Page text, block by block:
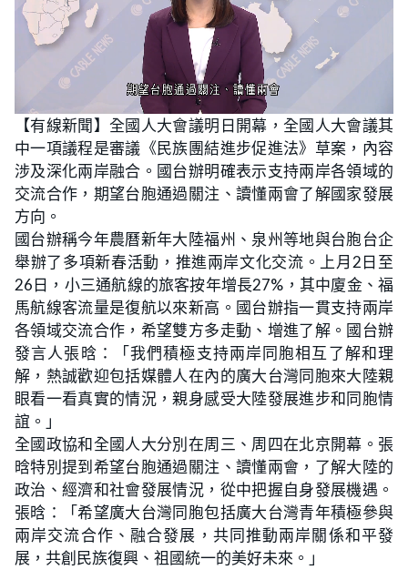
n
m
t
e
o
a
d
e
d
:
2
3
.
%
【有線新聞】全國人大會議明日開幕，全國人大會議其
中一項議程是審議《民族團結進步促進法》草案，內容
涉及深化兩岸融合。國台辦明確表示支持兩岸各領域的
交流合作，期望台胞通過關注、讀懂兩會了解國家發展
方向。
國台辦稱今年農曆新年大陸福州、泉州等地與台胞台企
舉辦了多項新春活動，推進兩岸文化交流。上月2日至
26日，小三通航線的旅客按年增長27%，其中廈金、福
馬航線客流量是復航以來新高。國台辦指一貫支持兩岸
各領域交流合作，希望雙方多走動、增進了解。國台辦
發言人張晗：「我們積極支持兩岸同胞相互了解和理
解，熱誠歡迎包括媒體人在內的廣大台灣同胞來大陸親
眼看一看真實的情況，親身感受大陸發展進步和同胞情
誼。」
全國政協和全國人大分別在周三、周四在北京開幕。張
晗特別提到希望台胞通過關注、讀懂兩會，了解大陸的
政治、經濟和社會發展情況，從中把握自身發展機遇。
張晗：「希望廣大台灣同胞包括廣大台灣青年積極參與
兩岸交流合作、融合發展，共同推動兩岸關係和平發
展，共創民族復興、祖國統一的美好未來。」